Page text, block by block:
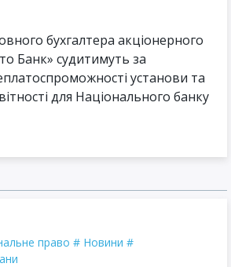
бухгалтера акціонерного
Банк» судитимуть за
установи та
для Національного банку
право
Новини